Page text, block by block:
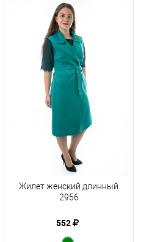
Жилет женский длинный
2956
552